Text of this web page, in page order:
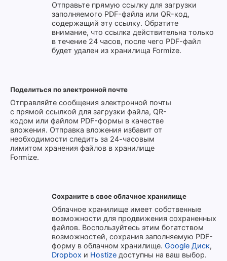
Отправьте прямую ссылку для загрузки
заполняемого PDF-файла или QR-код,
содержащий эту ссылку. Обратите
внимание, что ссылка действительна только
в течение 24 часов, после чего PDF-файл
будет удален из хранилища Formize.
Поделиться по электронной почте
Отправляйте сообщения электронной почты
с прямой ссылкой для загрузки файла, QR-
кодом или файлом PDF-формы в качестве
вложения. Отправка вложения избавит от
необходимости следить за 24-часовым
лимитом хранения файлов в хранилище
Formize.
Сохраните в свое облачное хранилище
Облачное хранилище имеет собственные
возможности для продвижения сохраненных
файлов. Воспользуйтесь этим богатством
возможностей, сохранив заполняемую PDF-
форму в облачном хранилище. Google Диск,
Dropbox и Hostizeдоступны на ваш выбор.